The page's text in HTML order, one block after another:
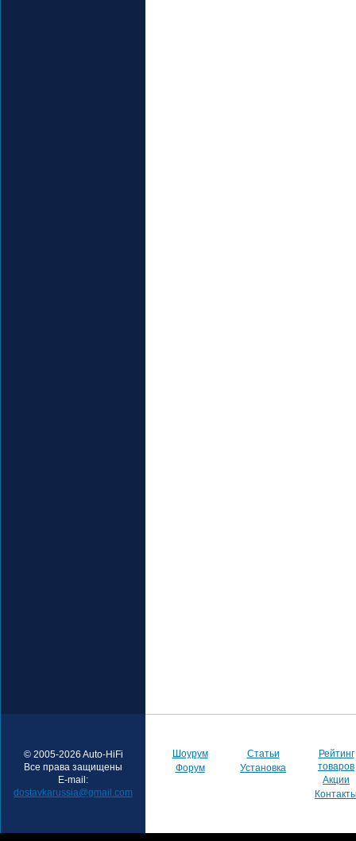
© 2005-2026 Auto-HiFi
Все права защищены
E-mail:
dostavkarussia@gmail.com
Шоурум
Форум
Статьи
Установка
Рейтинг
товаров
Акции